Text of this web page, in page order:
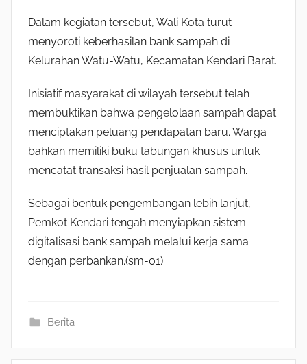
Dalam kegiatan tersebut, Wali Kota turut
menyoroti keberhasilan bank sampah di
Kelurahan Watu-Watu, Kecamatan Kendari Barat.
Inisiatif masyarakat di wilayah tersebut telah
membuktikan bahwa pengelolaan sampah dapat
menciptakan peluang pendapatan baru. Warga
bahkan memiliki buku tabungan khusus untuk
mencatat transaksi hasil penjualan sampah.
Sebagai bentuk pengembangan lebih lanjut,
Pemkot Kendari tengah menyiapkan sistem
digitalisasi bank sampah melalui kerja sama
dengan perbankan.(sm-01)
Berita